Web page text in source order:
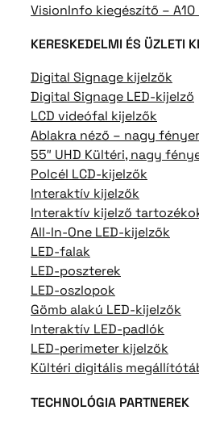
VisionInfo kiegészítő – A10
KERESKEDELMI ÉS ÜZLETI
Digital Signage kijelzők
Digital Signage LED-kijelző
LCD videófal kijelzők
Ablakra néző – nagy
55″ UHD Kültéri, nagy
Polcél LCD-kijelzők
Interaktív kijelzők
Interaktív kijelző
All-In-One LED-kijelzők
LED-falak
LED-poszterek
LED-oszlopok
Gömb alakú LED-kijelzők
Interaktív LED-padlók
LED-perimeter kijelzők
Kültéri digitális
TECHNOLÓGIA PARTNEREK